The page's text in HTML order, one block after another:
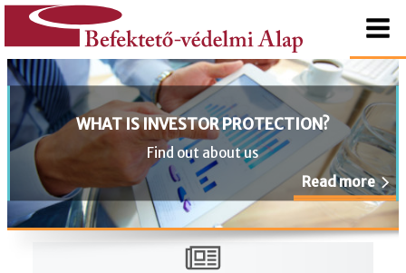
content
Befektető-
védelmi
Alap
WHAT IS INVESTOR PROTECTION?
Find out about us
Read more